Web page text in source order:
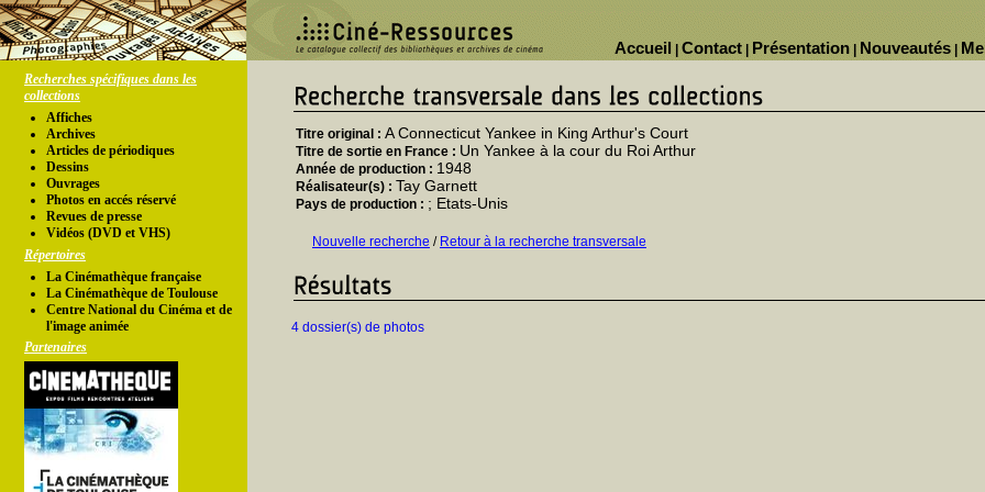
Nouveautés
Présentation
Contact
Accueil
Recherches spécifiques dans les
collections
Affiches
Archives
Articles de périodiques
Dessins
Ouvrages
Photos en accés réservé
Revues de presse
Vidéos (DVD et VHS)
Répertoires
La Cinémathèque française
La Cinémathèque de Toulouse
Centre National du Cinéma et de
l'image animée
Partenaires
Titre original : A Connecticut Yankee in King Arthur's Court
Titre de sortie en France : Un Yankee à la cour du Roi Arthur
Année de production : 1948
Réalisateur(s) : Tay Garnett
Pays de production : ; Etats-Unis
Nouvelle recherche / Retour à la recherche transversale
4 dossier(s) de photos